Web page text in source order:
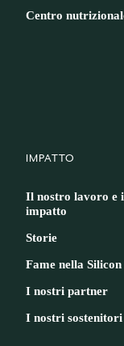
Centro
IMPATTO
Il nostro lavoro e
impatto
Storie
Fame nella
I nostri partner
I nostri sostenitori